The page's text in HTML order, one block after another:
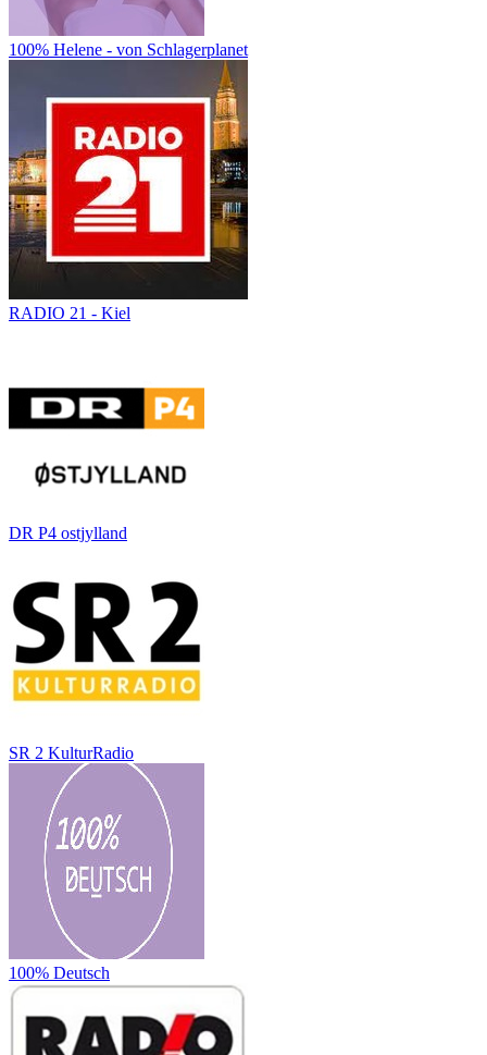
100% Helene - von Schlagerplanet
RADIO 21 - Kiel
DR P4 ostjylland
SR 2 KulturRadio
100% Deutsch